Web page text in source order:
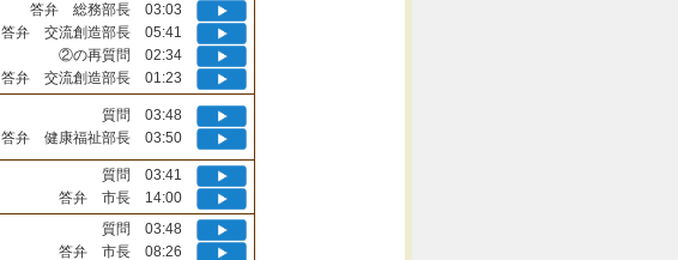
答弁 総務部長 03:03
答弁 交流創造部長 05:41
②の再質問 02:34
答弁 交流創造部長 01:23
質問 03:48
答弁 健康福祉部長 03:50
質問 03:41
答弁 市長 14:00
質問 03:48
答弁 市長 08:26